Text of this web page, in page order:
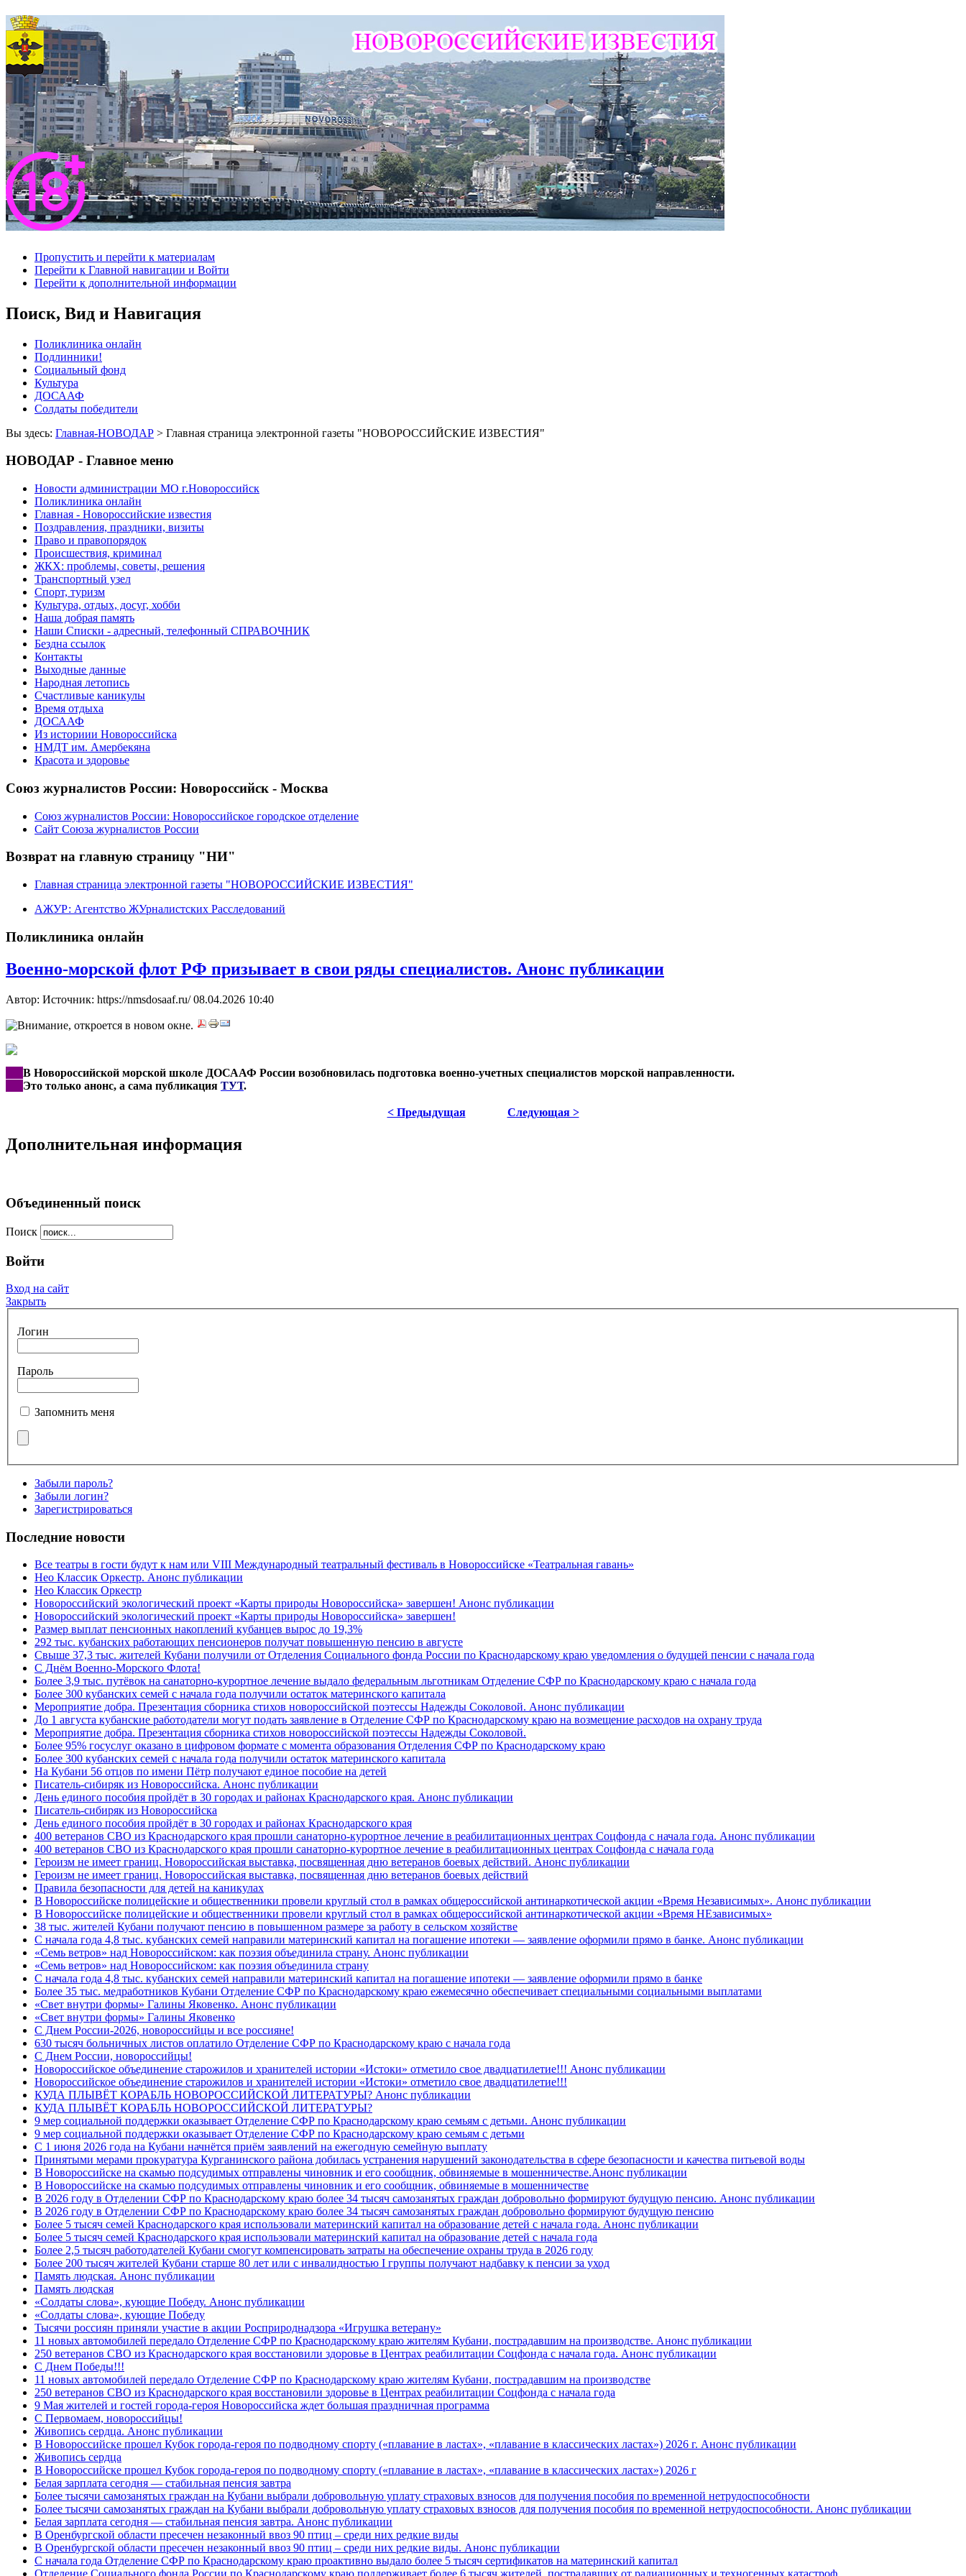
Пропустить и перейти к материалам
Перейти к Главной навигации и Войти
Перейти к дополнительной информации
Поиск, Вид и Навигация
Поликлиника онлайн
Подлинники!
Социальный фонд
Культура
ДОСААФ
Солдаты победители
Вы здесь: Главная-НОВОДАР > Главная страница электронной газеты "НОВОРОССИЙСКИЕ ИЗВЕСТИЯ"
НОВОДАР - Главное меню
Новости администрации МО г.Новороссийск
Поликлиника онлайн
Главная - Новороссийские известия
Поздравления, праздники, визиты
Право и правопорядок
Происшествия, криминал
ЖКХ: проблемы, советы, решения
Транспортный узел
Спорт, туризм
Культура, отдых, досуг, хобби
Наша добрая память
Наши Списки - адресный, телефонный СПРАВОЧНИК
Бездна ссылок
Контакты
Выходные данные
Народная летопись
Счастливые каникулы
Время отдыха
ДОСААФ
Из историии Новороссийска
НМДТ им. Амербекяна
Красота и здоровье
Союз журналистов России: Новороссийск - Москва
Союз журналистов России: Новороссийское городское отделение
Сайт Союза журналистов России
Возврат на главную страницу "НИ"
Главная страница электронной газеты "НОВОРОССИЙСКИЕ ИЗВЕСТИЯ"
АЖУР: Агентство ЖУрналистских Расследований
Поликлиника онлайн
Военно-морской флот РФ призывает в свои ряды специалистов. Анонс публикации
Автор: Источник: https://nmsdosaaf.ru/08.04.2026 10:40
В Новороссийской морской школе ДОСААФ России возобновилась подготовка военно-учетных специалистов морской направленности.
Это только анонс, а сама публикация ТУТ.
< Предыдущая Следующая >
Дополнительная информация
Объединенный поиск
Поиск
Войти
Вход на сайт
Закрыть
Логин
Пароль
Запомнить меня
Забыли пароль?
Забыли логин?
Зарегистрироваться
Последние новости
Все театры в гости будут к нам или VIII Международный театральный фестиваль в Новороссийске «Театральная гавань»
Нео Классик Оркестр. Анонс публикации
Нео Классик Оркестр
Новороссийский экологический проект «Карты природы Новороссийска» завершен! Анонс публикации
Новороссийский экологический проект «Карты природы Новороссийска» завершен!
Размер выплат пенсионных накоплений кубанцев вырос до 19,3%
292 тыс. кубанских работающих пенсионеров получат повышенную пенсию в августе
Свыше 37,3 тыс. жителей Кубани получили от Отделения Социального фонда России по Краснодарскому краю уведомления о будущей пенсии с начала года
C Днём Военно-Морского Флота!
Более 3,9 тыс. путёвок на санаторно-курортное лечение выдало федеральным льготникам Отделение СФР по Краснодарскому краю с начала года
Более 300 кубанских семей с начала года получили остаток материнского капитала
Мероприятие добра. Презентация сборника стихов новороссийской поэтессы Надежды Соколовой. Анонс публикации
До 1 августа кубанские работодатели могут подать заявление в Отделение СФР по Краснодарскому краю на возмещение расходов на охрану труда
Мероприятие добра. Презентация сборника стихов новороссийской поэтессы Надежды Соколовой.
Более 95% госуслуг оказано в цифровом формате с момента образования Отделения СФР по Краснодарскому краю
Более 300 кубанских семей с начала года получили остаток материнского капитала
На Кубани 56 отцов по имени Пётр получают единое пособие на детей
Писатель-сибиряк из Новороссийска. Анонс публикации
День единого пособия пройдёт в 30 городах и районах Краснодарского края. Анонс публикации
Писатель-сибиряк из Новороссийска
День единого пособия пройдёт в 30 городах и районах Краснодарского края
400 ветеранов СВО из Краснодарского края прошли санаторно-курортное лечение в реабилитационных центрах Соцфонда с начала года. Анонс публикации
400 ветеранов СВО из Краснодарского края прошли санаторно-курортное лечение в реабилитационных центрах Соцфонда с начала года
Героизм не имеет границ. Новороссийская выставка, посвященная дню ветеранов боевых действий. Анонс публикации
Героизм не имеет границ. Новороссийская выставка, посвященная дню ветеранов боевых действий
Правила безопасности для детей на каникулах
В Новороссийске полицейские и общественники провели круглый стол в рамках общероссийской антинаркотической акции «Время Независимых». Анонс публикации
В Новороссийске полицейские и общественники провели круглый стол в рамках общероссийской антинаркотической акции «Время НЕзависимых»
38 тыс. жителей Кубани получают пенсию в повышенном размере за работу в сельском хозяйстве
С начала года 4,8 тыс. кубанских семей направили материнский капитал на погашение ипотеки — заявление оформили прямо в банке. Анонс публикации
«Семь ветров» над Новороссийском: как поэзия объединила страну. Анонс публикации
«Семь ветров» над Новороссийском: как поэзия объединила страну
С начала года 4,8 тыс. кубанских семей направили материнский капитал на погашение ипотеки — заявление оформили прямо в банке
Более 35 тыс. медработников Кубани Отделение СФР по Краснодарскому краю ежемесячно обеспечивает специальными социальными выплатами
«Свет внутри формы» Галины Яковенко. Анонс публикации
«Свет внутри формы» Галины Яковенко
C Днем России-2026, новороссийцы и все россияне!
630 тысяч больничных листов оплатило Отделение СФР по Краснодарскому краю с начала года
C Днем России, новороссийцы!
Новороссийское объединение старожилов и хранителей истории «Истоки» отметило свое двадцатилетие!!! Анонс публикации
Новороссийское объединение старожилов и хранителей истории «Истоки» отметило свое двадцатилетие!!!
КУДА ПЛЫВЁТ КОРАБЛЬ НОВОРОССИЙСКОЙ ЛИТЕРАТУРЫ? Анонс публикации
КУДА ПЛЫВЁТ КОРАБЛЬ НОВОРОССИЙСКОЙ ЛИТЕРАТУРЫ?
9 мер социальной поддержки оказывает Отделение СФР по Краснодарскому краю семьям с детьми. Анонс публикации
9 мер социальной поддержки оказывает Отделение СФР по Краснодарскому краю семьям с детьми
С 1 июня 2026 года на Кубани начнётся приём заявлений на ежегодную семейную выплату
Принятыми мерами прокуратура Курганинского района добилась устранения нарушений законодательства в сфере безопасности и качества питьевой воды
В Новороссийске на скамью подсудимых отправлены чиновник и его сообщник, обвиняемые в мошенничестве.Анонс публикации
В Новороссийске на скамью подсудимых отправлены чиновник и его сообщник, обвиняемые в мошенничестве
В 2026 году в Отделении СФР по Краснодарскому краю более 34 тысяч самозанятых граждан добровольно формируют будущую пенсию. Анонс публикации
В 2026 году в Отделении СФР по Краснодарскому краю более 34 тысяч самозанятых граждан добровольно формируют будущую пенсию
Более 5 тысяч семей Краснодарского края использовали материнский капитал на образование детей с начала года. Анонс публикации
Более 5 тысяч семей Краснодарского края использовали материнский капитал на образование детей с начала года
Более 2,5 тысяч работодателей Кубани смогут компенсировать затраты на обеспечение охраны труда в 2026 году
Более 200 тысяч жителей Кубани старше 80 лет или с инвалидностью I группы получают надбавку к пенсии за уход
Память людская. Анонс публикации
Память людская
«Солдаты слова», кующие Победу. Анонс публикации
«Солдаты слова», кующие Победу
Тысячи россиян приняли участие в акции Росприроднадзора «Игрушка ветерану»
11 новых автомобилей передало Отделение СФР по Краснодарскому краю жителям Кубани, пострадавшим на производстве. Анонс публикации
250 ветеранов СВО из Краснодарского края восстановили здоровье в Центрах реабилитации Соцфонда с начала года. Анонс публикации
С Днем Победы!!!
11 новых автомобилей передало Отделение СФР по Краснодарскому краю жителям Кубани, пострадавшим на производстве
250 ветеранов СВО из Краснодарского края восстановили здоровье в Центрах реабилитации Соцфонда с начала года
9 Мая жителей и гостей города-героя Новороссийска ждет большая праздничная программа
C Первомаем, новороссийцы!
Живопись сердца. Анонс публикации
В Новороссийске прошел Кубок города-героя по подводному спорту («плавание в ластах», «плавание в классических ластах») 2026 г. Анонс публикации
Живопись сердца
В Новороссийске прошел Кубок города-героя по подводному спорту («плавание в ластах», «плавание в классических ластах») 2026 г
Белая зарплата сегодня — стабильная пенсия завтра
Более тысячи самозанятых граждан на Кубани выбрали добровольную уплату страховых взносов для получения пособия по временной нетрудоспособности
Более тысячи самозанятых граждан на Кубани выбрали добровольную уплату страховых взносов для получения пособия по временной нетрудоспособности. Анонс публикации
Белая зарплата сегодня — стабильная пенсия завтра. Анонс публикации
В Оренбургской области пресечен незаконный ввоз 90 птиц – среди них редкие виды
В Оренбургской области пресечен незаконный ввоз 90 птиц – среди них редкие виды. Анонс публикации
С начала года Отделение СФР по Краснодарскому краю проактивно выдало более 5 тысяч сертификатов на материнский капитал